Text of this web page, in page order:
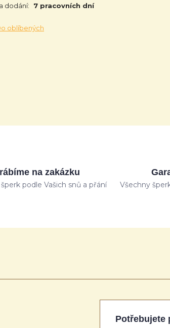
dodání:
7 pracovních dní
oblíbených
na zakázku
podle Vašich snů a přání Všechny
Potřebujete